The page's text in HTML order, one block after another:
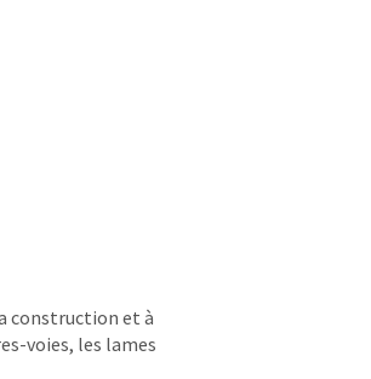
construction et à
voies, les lames